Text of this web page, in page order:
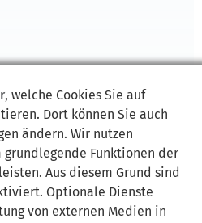
, welche Cookies Sie auf
Dort können Sie auch
ändern. Wir nutzen
grundlegende Funktionen der
Aus diesem Grund sind
Optionale Dienste
von externen Medien in